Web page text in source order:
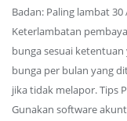
Badan: Paling lambat 30
Keterlambatan
bunga sesuai
bunga per bulan yang
jika tidak melapor. Tips
Gunakan software